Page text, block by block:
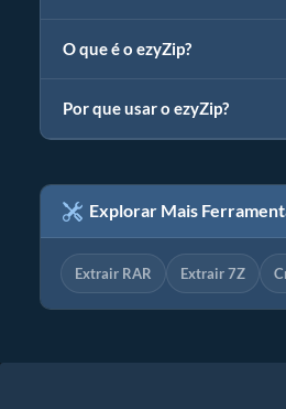
O que é o ezyZip?
Por que usar o ezyZip?
Explorar Mais
Extrair RAR Extrair 7Z